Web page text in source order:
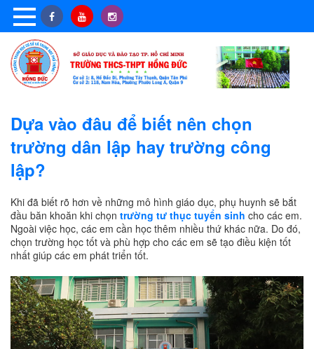
Dựa vào đâu để biết nên chọn
trường dân lập hay trường công
lập?
Khi đã biết rõ hơn về những mô hình giáo dục, phụ huynh sẽ bắt
đầu băn khoăn khi chọn trường tư thục tuyển sinh cho các em.
Ngoài việc học, các em cần học thêm nhiều thứ khác nữa. Do đó,
chọn trường học tốt và phù hợp cho các em sẽ tạo điều kiện tốt
nhất giúp các em phát triển tốt.